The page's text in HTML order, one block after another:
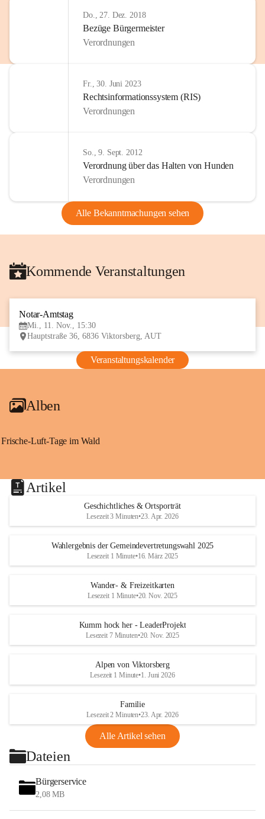
Do., 27. Dez. 2018
Bezüge Bürgermeister
Verordnungen
Fr., 30. Juni 2023
Rechtsinformationssystem (RIS)
Verordnungen
So., 9. Sept. 2012
Verordnung über das Halten von Hunden
Verordnungen
Alle Bekanntmachungen sehen
Kommende Veranstaltungen
Notar-Amtstag
Mi., 11. Nov., 15:30
Hauptstraße 36, 6836 Viktorsberg, AUT
Veranstaltungskalender
Alben
Frische-Luft-Tage im Wald
Artikel
Geschichtliches & Ortsporträt
Lesezeit 3 Minuten•23. Apr. 2026
Wahlergebnis der Gemeindevertretungswahl 2025
Lesezeit 1 Minute•16. März 2025
Wander- & Freizeitkarten
Lesezeit 1 Minute•20. Nov. 2025
Kumm hock her - LeaderProjekt
Lesezeit 7 Minuten•20. Nov. 2025
Alpen von Viktorsberg
Lesezeit 1 Minute•1. Juni 2026
Familie
Lesezeit 2 Minuten•23. Apr. 2026
Alle Artikel sehen
Dateien
Bürgerservice
2,08 MB